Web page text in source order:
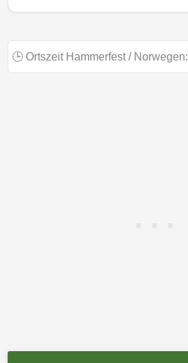
🕒 Ortszeit Hammerfest / Norwegen: